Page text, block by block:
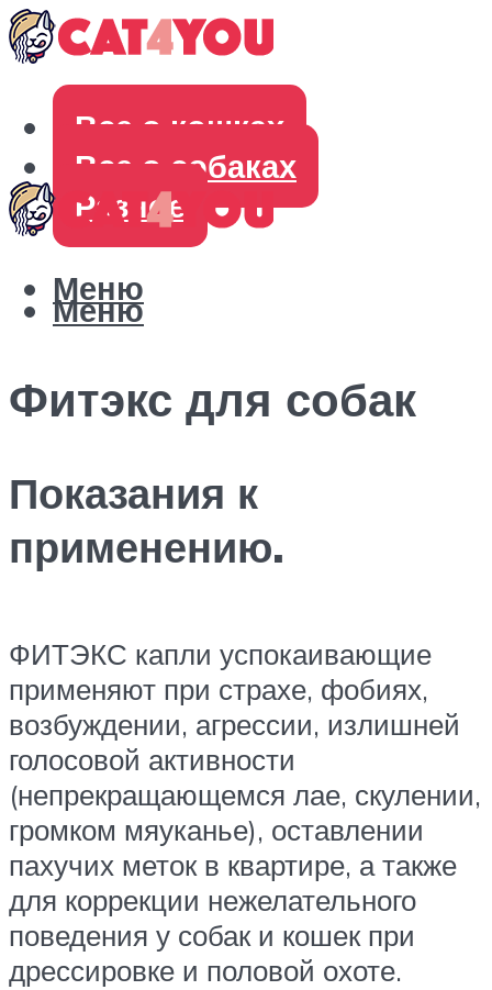
Все о кошках
Все о собаках
Разное
Меню
Меню
Фитэкс для собак
Показания к
применению.
ФИТЭКС капли успокаивающие
применяют при страхе, фобиях,
возбуждении, агрессии, излишней
голосовой активности
(непрекращающемся лае, скулении,
громком мяуканье), оставлении
пахучих меток в квартире, а также
для коррекции нежелательного
поведения у собак и кошек при
дрессировке и половой охоте.